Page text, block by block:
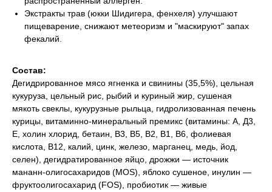
Экстракты трав (юкки Шидигера, фенхеля) улучшают
пищеварение, снижают метеоризм и "маскируют" запах
фекалий.
Состав:
Дегидрированное мясо ягненка и свинины (35,5%), цельная
кукуруза, цельный рис, рыбий и куриный жир, сушеная
мякоть свеклы, кукурузные рыльца, гидролизованная печень
курицы, витаминно-минеральный премикс (витамины: А, Д3,
Е, холин хлорид, бетаин, В3, В5, В2, В1, В6, фолиевая
кислота, В12, калий, цинк, железо, марганец, медь, йод,
селен), дегидратированное яйцо, дрожжи — источник
мананн-олигосахаридов (MOS), яблоко сушеное, инулин —
фруктоолигосахарид (FOS), пробиотик — живые